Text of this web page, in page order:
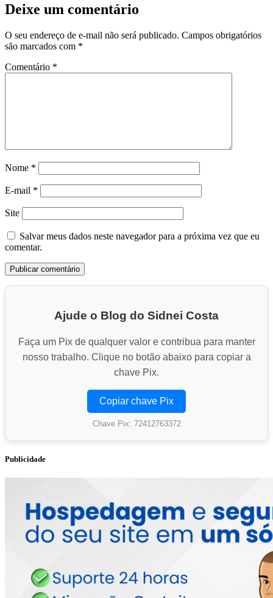
Deixe um comentário
O seu endereço de e-mail não será publicado. Campos obrigatórios
são marcados com *
Comentário *
Nome *
E-mail *
Site
Salvar meus dados neste navegador para a próxima vez que eu
comentar.
Ajude o Blog do Sidnei Costa
Faça um Pix de qualquer valor e contribua para manter
nosso trabalho. Clique no botão abaixo para copiar a
chave Pix.
Copiar chave Pix
Chave Pix: 72412763372
Publicidade